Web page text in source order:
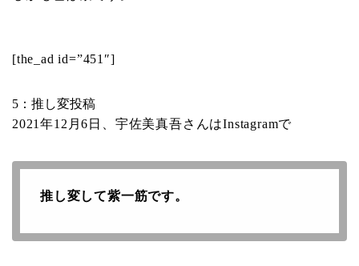
[the_ad id=”451″]
5：推し変投稿
2021年12月6日、宇佐美真吾さんはInstagramで
推し変して紫一筋です。